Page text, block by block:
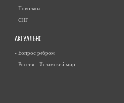
- Поволжье
- СНГ
АКТУАЛЬНО
- Вопрос ребром
- Россия - Исламский мир